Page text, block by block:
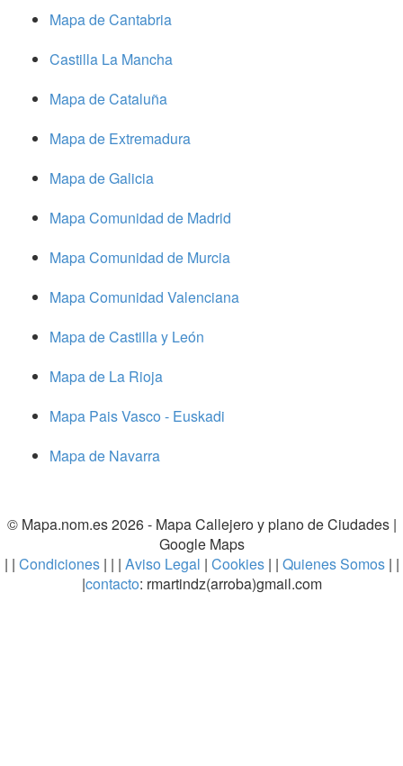
Mapa de Cantabria
Castilla La Mancha
Mapa de Cataluña
Mapa de Extremadura
Mapa de Galicia
Mapa Comunidad de Madrid
Mapa Comunidad de Murcia
Mapa Comunidad Valenciana
Mapa de Castilla y León
Mapa de La Rioja
Mapa Pais Vasco - Euskadi
Mapa de Navarra
© Mapa.nom.es 2026 - Mapa Callejero y plano de Ciudades|
Google Maps
| | Condiciones| | | Aviso Legal | Cookies | | Quienes Somos | |
|contacto: rmartindz(arroba)gmail.com